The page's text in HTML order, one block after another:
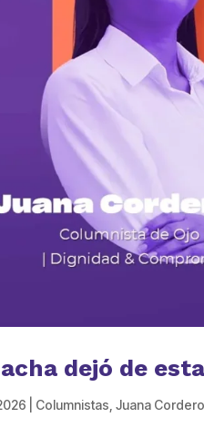
dejó de
Columnistas ,Juana Cordero